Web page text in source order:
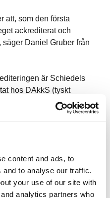
content and ads, to
to analyse our traffic.
your use of our site with
analytics partners who
att, som den första
ackrediterat och
säger Daniel Gruber från
är Schiedels
hos DAkkS (tyskt
(International Laboratory
betyder att laboratoriet